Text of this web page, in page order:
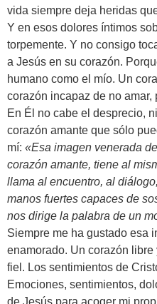
vida siempre deja heridas
Y en esos dolores íntimos
torpemente. Y no consigo
a Jesús en su corazón.
humano como el mío. Un
corazón incapaz de no
En Él no cabe el desprecio,
corazón amante que sólo
mí: «Esa imagen venerada
corazón amante, tiene al
llama al encuentro, al
manos fuertes capaces de
nos dirige la palabra de un
Siempre me ha gustado esa
enamorado. Un corazón
fiel. Los sentimientos de
Emociones, sentimientos,
de Jesús para acoger mi